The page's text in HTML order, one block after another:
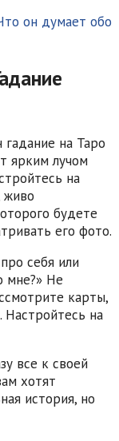
он думает обо
на Таро
ярким лучом
на
живо
будете
его фото.
себя или
мне?» Не
карты,
Настройтесь на
все к своей
хотят
история, но